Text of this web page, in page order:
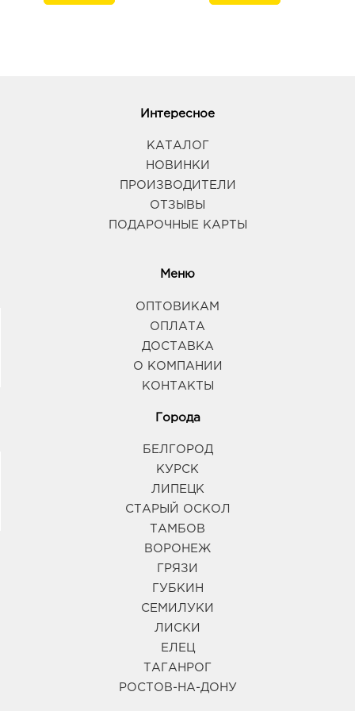
Интересное
КАТАЛОГ
НОВИНКИ
ПРОИЗВОДИТЕЛИ
ОТЗЫВЫ
ПОДАРОЧНЫЕ КАРТЫ
Меню
ОПТОВИКАМ
ОПЛАТА
ДОСТАВКА
О КОМПАНИИ
КОНТАКТЫ
Города
БЕЛГОРОД
КУРСК
ЛИПЕЦК
СТАРЫЙ ОСКОЛ
ТАМБОВ
ВОРОНЕЖ
ГРЯЗИ
ГУБКИН
СЕМИЛУКИ
ЛИСКИ
ЕЛЕЦ
ТАГАНРОГ
РОСТОВ-НА-ДОНУ